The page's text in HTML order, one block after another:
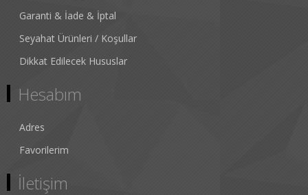
Garanti & İade & İptal
Seyahat Ürünleri / Koşullar
Dikkat Edilecek Hususlar
Hesabım
Adres
Favorilerim
İletişim